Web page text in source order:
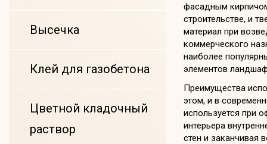
фасадным
строительстве, и
материал при
коммерческого
наиболее
элементов
Преимущества
этом, и в
используется при
интерьера
стен и заканчивая
Высечка
Клей для газобетона
Цветной кладочный
раствор